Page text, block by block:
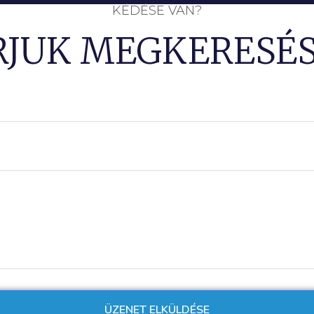
KÉDÉSE VAN?